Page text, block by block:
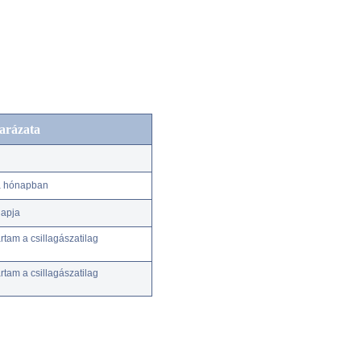
hónapban
a csillagászatilag
a csillagászatilag